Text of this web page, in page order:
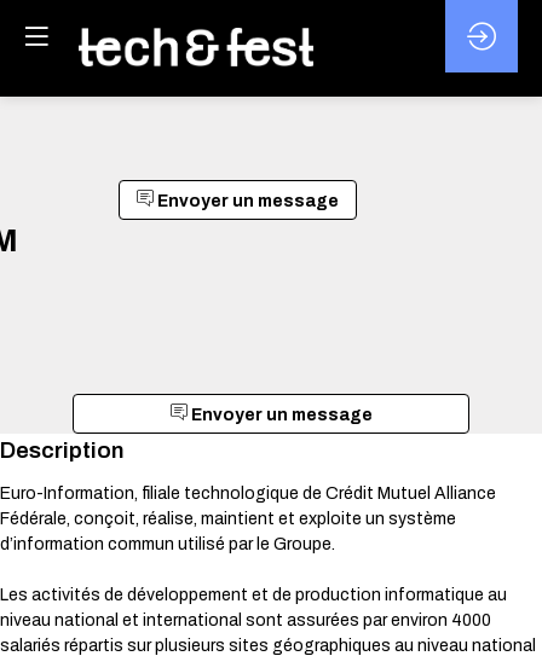
Envoyer un message
Envoyer un message
Description
Euro-Information, filiale technologique de Crédit Mutuel Alliance
Fédérale, conçoit, réalise, maintient et exploite un système
d’information commun utilisé par le Groupe.
Les activités de développement et de production informatique au
niveau national et international sont assurées par environ 4000
salariés répartis sur plusieurs sites géographiques au niveau national